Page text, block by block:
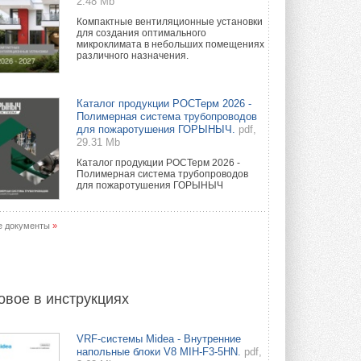
Компактные вентиляционные установки
для создания оптимального
микроклимата в небольших помещениях
различного назначения.
Каталог продукции РОСТерм 2026 -
Полимерная система трубопроводов
для пожаротушения ГОРЫНЫЧ.
pdf,
29.31 Mb
Каталог продукции РОСТерм 2026 -
Полимерная система трубопроводов
для пожаротушения ГОРЫНЫЧ
документы »
в инструкциях
VRF-системы Midea - Внутренние
напольные блоки V8 MIH-F3-5HN. pdf,